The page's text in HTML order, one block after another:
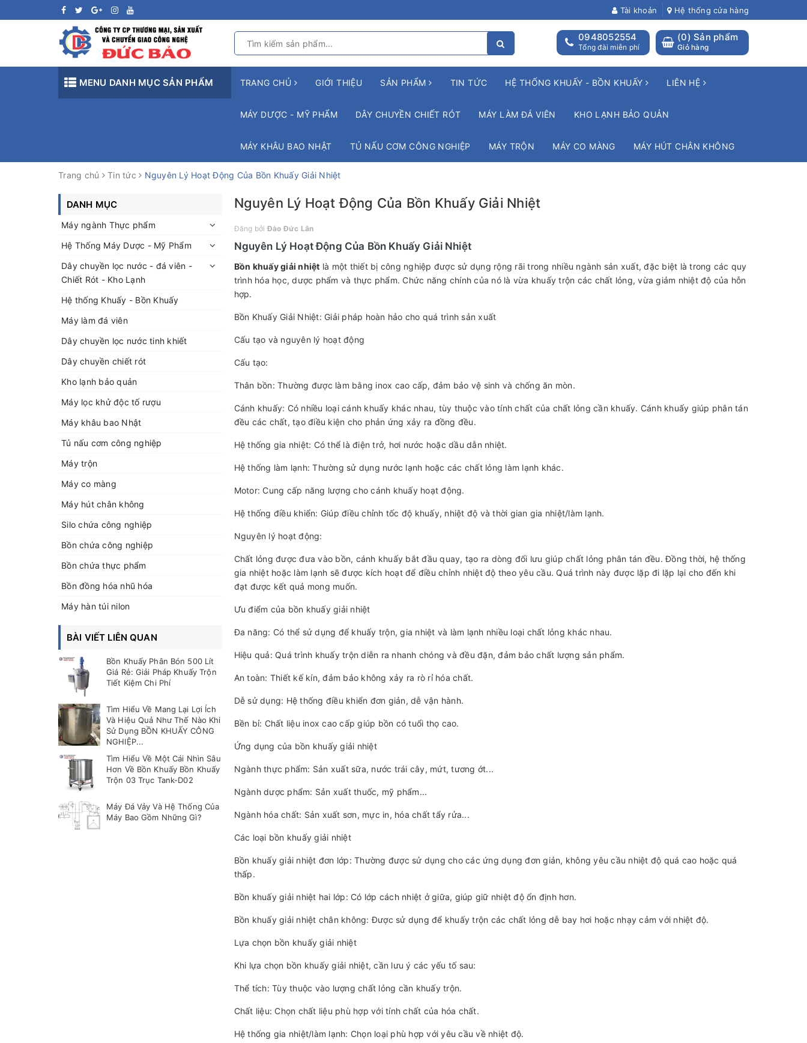
Tài khoản Hệ thống cửa hàng
(0) Sản phẩm
Giỏ hàng
0948052554
Tổng đài miễn phí
MENU DANH MỤC SẢN PHẨM TRANG CHỦ GIỚI THIỆU SẢN PHẨM TIN TỨC HỆ THỐNG KHUẤY - BỒN KHUẤY LIÊN HỆ
MÁY DƯỢC - MỸ PHẨM DÂY CHUYỀN CHIẾT RÓT MÁY LÀM ĐÁ VIÊN KHO LẠNH BẢO QUẢN
MÁY KHÂU BAO NHẬT TỦ NẤU CƠM CÔNG NGHIỆP MÁY TRỘN MÁY CO MÀNG MÁY HÚT CHÂN KHÔNG
Trang chủ Tin tức Nguyên Lý Hoạt Động Của Bồn Khuấy Giải Nhiệt
Nguyên Lý Hoạt Động Của Bồn Khuấy Giải Nhiệt
Đăng bởiĐào Đức Lân
Nguyên Lý Hoạt Động Của Bồn Khuấy Giải Nhiệt
Bồn khuấy giải nhiệt là một thiết bị công nghiệp được sử dụng rộng rãi trong nhiều ngành sản xuất, đặc biệt là trong các quy
trình hóa học, dược phẩm và thực phẩm. Chức năng chính của nó là vừa khuấy trộn các chất lỏng, vừa giảm nhiệt độ của hỗn
hợp.
Bồn Khuấy Giải Nhiệt: Giải pháp hoàn hảo cho quá trình sản xuất
Cấu tạo và nguyên lý hoạt động
Cấu tạo:
Thân bồn: Thường được làm bằng inox cao cấp, đảm bảo vệ sinh và chống ăn mòn.
Cánh khuấy: Có nhiều loại cánh khuấy khác nhau, tùy thuộc vào tính chất của chất lỏng cần khuấy. Cánh khuấy giúp phân tán
đều các chất, tạo điều kiện cho phản ứng xảy ra đồng đều.
Hệ thống gia nhiệt: Có thể là điện trở, hơi nước hoặc dầu dẫn nhiệt.
Hệ thống làm lạnh: Thường sử dụng nước lạnh hoặc các chất lỏng làm lạnh khác.
Motor: Cung cấp năng lượng cho cánh khuấy hoạt động.
Hệ thống điều khiển: Giúp điều chỉnh tốc độ khuấy, nhiệt độ và thời gian gia nhiệt/làm lạnh.
Nguyên lý hoạt động:
Chất lỏng được đưa vào bồn, cánh khuấy bắt đầu quay, tạo ra dòng đối lưu giúp chất lỏng phân tán đều. Đồng thời, hệ thống
gia nhiệt hoặc làm lạnh sẽ được kích hoạt để điều chỉnh nhiệt độ theo yêu cầu. Quá trình này được lặp đi lặp lại cho đến khi
đạt được kết quả mong muốn.
Ưu điểm của bồn khuấy giải nhiệt
Đa năng: Có thể sử dụng để khuấy trộn, gia nhiệt và làm lạnh nhiều loại chất lỏng khác nhau.
Hiệu quả: Quá trình khuấy trộn diễn ra nhanh chóng và đều đặn, đảm bảo chất lượng sản phẩm.
An toàn: Thiết kế kín, đảm bảo không xảy ra rò rỉ hóa chất.
Dễ sử dụng: Hệ thống điều khiển đơn giản, dễ vận hành.
Bền bỉ: Chất liệu inox cao cấp giúp bồn có tuổi thọ cao.
Ứng dụng của bồn khuấy giải nhiệt
Ngành thực phẩm: Sản xuất sữa, nước trái cây, mứt, tương ớt...
Ngành dược phẩm: Sản xuất thuốc, mỹ phẩm...
Ngành hóa chất: Sản xuất sơn, mực in, hóa chất tẩy rửa...
Các loại bồn khuấy giải nhiệt
Bồn khuấy giải nhiệt đơn lớp: Thường được sử dụng cho các ứng dụng đơn giản, không yêu cầu nhiệt độ quá cao hoặc quá
thấp.
Bồn khuấy giải nhiệt hai lớp: Có lớp cách nhiệt ở giữa, giúp giữ nhiệt độ ổn định hơn.
Bồn khuấy giải nhiệt chân không: Được sử dụng để khuấy trộn các chất lỏng dễ bay hơi hoặc nhạy cảm với nhiệt độ.
Lựa chọn bồn khuấy giải nhiệt
Khi lựa chọn bồn khuấy giải nhiệt, cần lưu ý các yếu tố sau:
Thể tích: Tùy thuộc vào lượng chất lỏng cần khuấy trộn.
Chất liệu: Chọn chất liệu phù hợp với tính chất của hóa chất.
Hệ thống gia nhiệt/làm lạnh: Chọn loại phù hợp với yêu cầu về nhiệt độ.
DANH MỤC
Máy ngành Thực phẩm
Hệ Thống Máy Dược - Mỹ Phẩm
Dây chuyền lọc nước - đá viên -
Chiết Rót - Kho Lạnh
Hệ thống Khuấy - Bồn Khuấy
Máy làm đá viên
Dây chuyền lọc nước tinh khiết
Dây chuyền chiết rót
Kho lạnh bảo quản
Máy lọc khử độc tố rượu
Máy khâu bao Nhật
Tủ nấu cơm công nghiệp
Máy trộn
Máy co màng
Máy hút chân không
Silo chứa công nghiệp
Bồn chứa công nghiệp
Bồn chứa thực phẩm
Bồn đồng hóa nhũ hóa
Máy hàn túi nilon
BÀI VIẾT LIÊN QUAN
Bồn Khuấy Phân Bón 500 Lít
Giá Rẻ: Giải Pháp Khuấy Trộn
Tiết Kiệm Chi Phí
Tìm Hiểu Về Mang Lại Lợi Ích
Và Hiệu Quả Như Thế Nào Khi
Sử Dụng BỒN KHUẤY CÔNG
NGHIỆP...
Tìm Hiểu Về Một Cái Nhìn Sâu
Hơn Về Bồn Khuấy Bồn Khuấy
Trộn 03 Trục Tank-D02
Máy Đá Vảy Và Hệ Thống Của
Máy Bao Gồm Những Gì?